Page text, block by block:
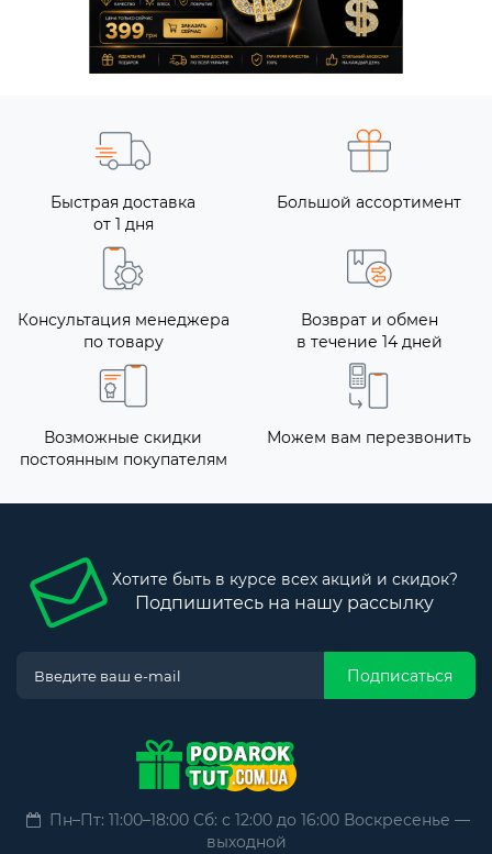
Быстрая доставка
от 1 дня
Большой ассортимент
Консультация менеджера
по товару
Возврат и обмен
в течение 14 дней
Возможные скидки
постоянным покупателям
Можем вам перезвонить
Хотите быть в курсе всех акций и скидок?
Подпишитесь на нашу рассылку
Подписаться
Пн–Пт: 11:00–18:00 Сб: с 12:00 до 16:00 Воскресенье —
выходной